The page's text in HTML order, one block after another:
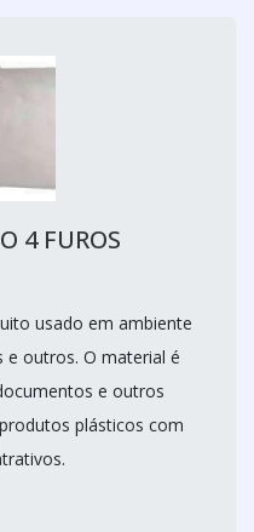
4 FUROS
usado em ambiente
e outros. O material é
e outros
plásticos com